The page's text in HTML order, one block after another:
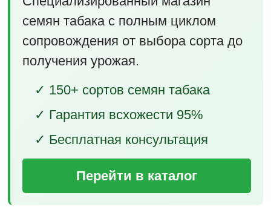
семян табака с полным циклом
сопровождения от выбора сорта до
получения урожая.
✓ 150+ сортов семян табака
✓ Гарантия всхожести 95%
✓ Бесплатная консультация
Перейти в каталог